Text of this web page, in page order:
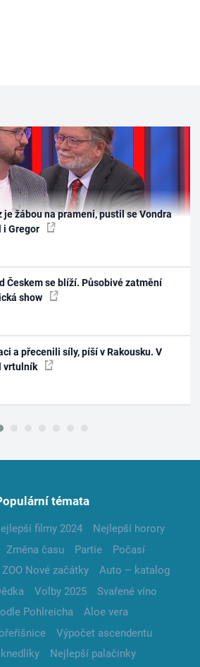
je žábou na prameni, pustil se Vondra
i Gregor
Českem se blíží. Působivé zatmění
show
a přecenili síly, píší v Rakousku. V
vrtulník
témata
filmy 2024
Nejlepší horory
Změna času Partie
Počasí
ZOO Nové začátky
Auto – katalog
Volby 2025
Svařené víno
Pohlreicha
Aloe vera
Výpočet ascendentu
Nejlepší palačinky